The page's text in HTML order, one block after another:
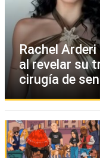
Rachel
al revelar su
cirugía de